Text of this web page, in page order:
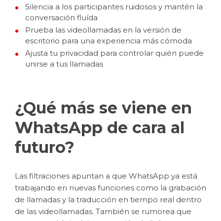
Silencia a los participantes ruidosos y mantén la
conversación fluída
Prueba las videollamadas en la versión de
escritorio para una experiencia más cómoda
Ajusta tu privacidad para controlar quién puede
unirse a tus llamadas
¿Qué más se viene en
WhatsApp de cara al
futuro?
Las filtraciones apuntan a que WhatsApp ya está
trabajando en nuevas funciones como la grabación
de llamadas y la traducción en tiempo real dentro
de las videollamadas. También se rumorea que